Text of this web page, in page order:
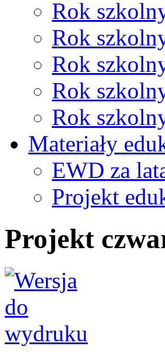
Rok
Rok
Rok
Rok
Rok
Materiały
EWD za
Projekt
Projekt